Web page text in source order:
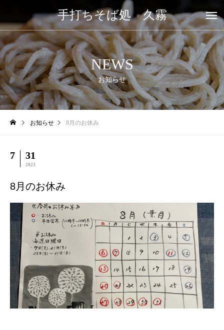
手打ちそば処 久霧
NEWS
お知らせ
お知らせ 8月のお休み
7 31
2023
8月のお休み